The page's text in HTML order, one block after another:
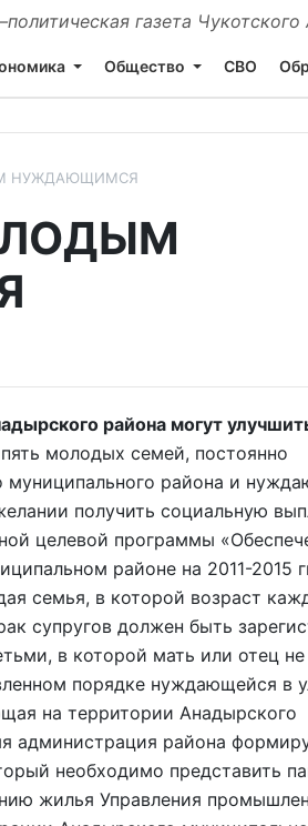
газета
Общество СВО
НУЖДАЮЩИМСЯ
района могут
молодых семей, постоянно
района и
получить социальную
целевой программы
районе на 2011-2015
семья, в которой возраст
супругов должен быть
в которой мать или отец не
порядке нуждающейся в
на территории Анадырского
администрация района
необходимо представить
жилья Управления